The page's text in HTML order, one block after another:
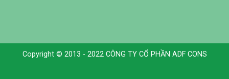
Copyright © 2013 - 2022 CÔNG TY CỔ PHẦN ADF CONS